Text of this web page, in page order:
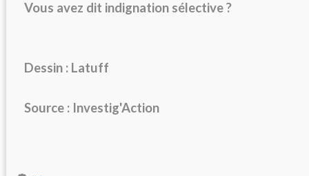
Vous avez dit indignation sélective ?
Dessin : Latuff
Source : Investig'Action